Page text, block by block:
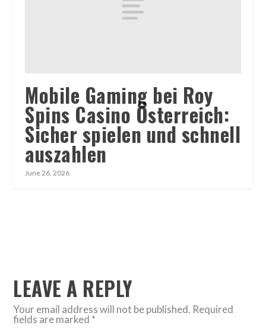
Mobile Gaming bei Roy
Spins Casino Österreich:
Sicher spielen und schnell
auszahlen
June 26, 2026
LEAVE A REPLY
Your email address will not be published. Required
fields are marked *